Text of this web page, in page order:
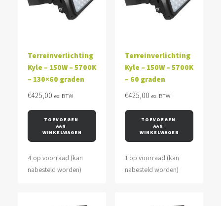
Terreinverlichting
Kyle – 150W – 5700K
– 130×60 graden
€425,00 ex. BTW
TOEVOEGEN
AAN
WINKELWAGEN
4 op voorraad (kan
nabesteld worden)
Terreinverlichting
Kyle – 150W – 5700K
– 60 graden
€425,00 ex. BTW
TOEVOEGEN
AAN
WINKELWAGEN
1 op voorraad (kan
nabesteld worden)